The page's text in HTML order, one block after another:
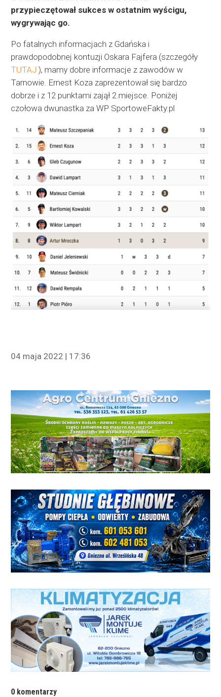
przypieczętował sukces w ostatnim wyścigu,
wygrywając go.
Po fatalnych informacjach z Gdańska i
prawdopodobnej kontuzji Oskara Fajfera (szczegóły
TUTAJ ), mamy dobre informacje z zawodów w
Tarnowie. Ernest Koza zaprezentował się bardzo
dobrze i z 12 punktami zajął2.miejsce. Poniżej
czołowa dwunastka za WP SportoweFakty.pl
04 maja 2022 | 17:36
0 komentarzy